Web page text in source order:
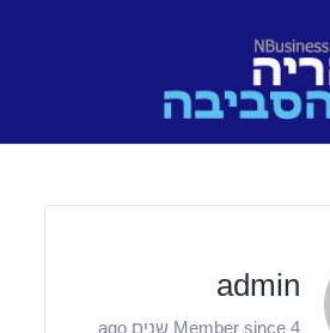
admin
Member since 4 שנים ago